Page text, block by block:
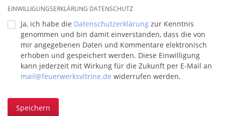
EINWILLIGUNGSERKLÄRUNG DATENSCHUTZ
Ja, ich habe die Datenschutzerklärung zur Kenntnis
genommen und bin damit einverstanden, dass die von
mir angegebenen Daten und Kommentare elektronisch
erhoben und gespeichert werden. Diese Einwilligung
kann jederzeit mit Wirkung für die Zukunft per E-Mail an
mail@feuerwerksvitrine.de widerrufen werden.
Speichern